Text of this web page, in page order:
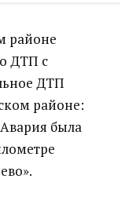
районе
ДТП с
ДТП
районе:
была